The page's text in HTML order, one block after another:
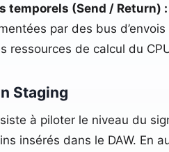
temporels (Send / Return) :
par des bus
ressources de calcul du
Staging
à piloter le niveau du
insérés dans le DAW. En